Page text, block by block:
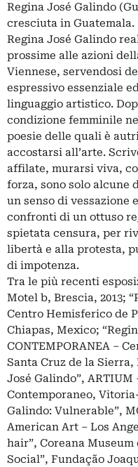
Regina José Galindo
cresciuta in Guatemala.
Regina José Galindo
prossime alle azioni
Viennese, servendosi
espressivo essenziale
linguaggio artistico.
condizione femminile
poesie delle quali è
accostarsi all’arte.
affilate, murarsi viva,
forza, sono solo alcune
un senso di vessazione
confronti di un ottuso
spietata censura, per
libertà e alla protesta,
di impotenza.
Tra le più recenti
Motel b, Brescia, 2013;
Centro Hemisferico de
Chiapas, Mexico;
CONTEMPORANEA –
Santa Cruz de la
José Galindo”,
Contemporaneo,
Galindo: Vulnerable”,
American Art – Los
hair”, Coreana Museum
Social”, Fundação